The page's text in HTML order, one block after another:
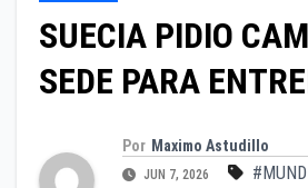
SUECIA PIDIO
SEDE PARA
Por Maximo Astudillo
JUN 7, 2026